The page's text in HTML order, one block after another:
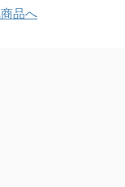
品へ